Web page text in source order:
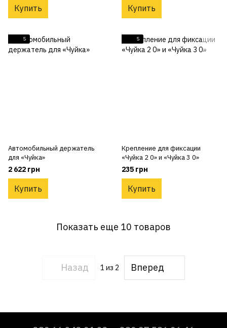
Купить Купить
5
Автомобильный держатель
для «Чуйка»
2 622 грн
Купить
5
Крепление для фиксации
«Чуйка 2 0» и «Чуйка 3 0»
235 грн
Купить
Показать еще 10 товаров
Назад 1 из 2 Вперед